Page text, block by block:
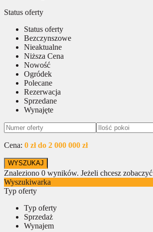
Status oferty
Status oferty
Bezczynszowe
Nieaktualne
Niższa Cena
Nowość
Ogródek
Polecane
Rezerwacja
Sprzedane
Wynajęte
Cena: 0 zł do 2 000 000 zł
Znaleziono 0 wyników. Jeżeli chcesz
Wyszukiwarka
Typ oferty
Typ oferty
Sprzedaż
Wynajem